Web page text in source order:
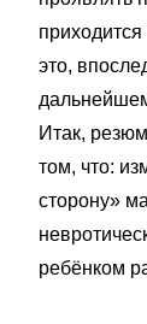
это,
Итак,
том, что:
сторону»
ребёнком